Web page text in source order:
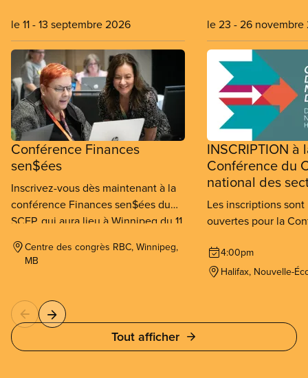
le 11-13 septembre 2026
Conférence Finances
sen$ées
Inscrivez-vous dès maintenant à la
conférence Finances sen$ées du
SCFP, qui aura lieu à Winnipeg du 11
Centre des congrès RBC, Winnipeg,
MB
le 23 -26 novembre
INSCRIPTION à
Conférence du
national des
Les inscriptions
ouvertes pour la
SCFP qui se tiendra
au 26 novembre
4:00pm
Halifax, Nouvelle-
Tout afficher